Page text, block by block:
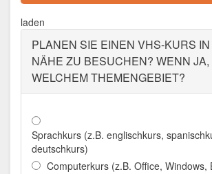
laden
PLANEN SIE EINEN VHS-KURS
NÄHE ZU BESUCHEN? WENN JA,
WELCHEM THEMENGEBIET?
Sprachkurs (z.B. englischkurs,
deutschkurs)
Computerkurs (z.B. Office, Windows,